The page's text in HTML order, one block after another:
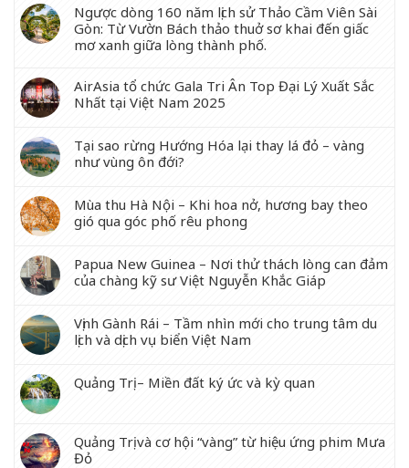
Ngược dòng 160 năm lịch sử Thảo Cầm Viên Sài
Gòn: Từ Vườn Bách thảo thuở sơ khai đến giấc
mơ xanh giữa lòng thành phố.
AirAsia tổ chức Gala Tri Ân Top Đại Lý Xuất Sắc
Nhất tại Việt Nam 2025
Tại sao rừng Hướng Hóa lại thay lá đỏ – vàng
như vùng ôn đới?
Mùa thu Hà Nội – Khi hoa nở, hương bay theo
gió qua góc phố rêu phong
Papua New Guinea – Nơi thử thách lòng can đảm
của chàng kỹ sư Việt Nguyễn Khắc Giáp
Vịnh Gành Rái – Tầm nhìn mới cho trung tâm du
lịch và dịch vụ biển Việt Nam
Quảng Trị – Miền đất ký ức và kỳ quan
Quảng Trị và cơ hội “vàng” từ hiệu ứng phim Mưa
Đỏ